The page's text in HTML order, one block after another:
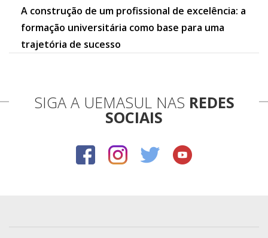
A construção de um profissional de excelência: a
formação universitária como base para uma
trajetória de sucesso
SIGA A UEMASUL NAS REDES
SOCIAIS